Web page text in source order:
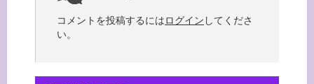
コメントを投稿するにはログイン してくださ
い。